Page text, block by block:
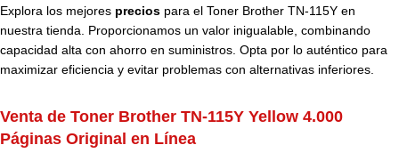
Explora los mejores precios para el Toner Brother TN-115Y en
nuestra tienda. Proporcionamos un valor inigualable, combinando
capacidad alta con ahorro en suministros. Opta por lo auténtico para
maximizar eficiencia y evitar problemas con alternativas inferiores.
Venta de Toner Brother TN-115Y Yellow 4.000
Páginas Original en Línea